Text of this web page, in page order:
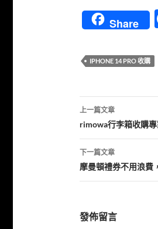
Share
IPHONE 14 PRO 收購
文
章
導
覽
上一篇文章
rimowa行李箱收購
下一篇文章
摩曼頓禮券不用浪費
發佈留言